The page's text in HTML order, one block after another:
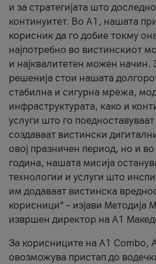
и за стратегијата што
континуитет. Во А1, нашата
корисник да го добие токму
најпотребно во вистинскиот
и најквалитетен можен начин.
решенија стои нашата
стабилна и сигурна мрежа,
инфраструктурата, како и
услуги што го
создаваат вистински
овој празничен период, но и
година, нашата мисија
технологии и услуги што
им додаваат вистинска
корисници“ – изјави Методија
извршен директор на А1
За корисниците на A1 Combo,
овозможува пристап до